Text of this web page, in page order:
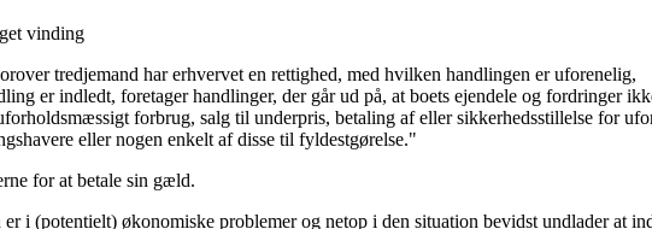
vinding
tredjemand har erhvervet en rettighed, med hvilken handlingen er uforenelig,
er indledt, foretager handlinger, der går ud på, at boets ejendele og fordringer
forbrug, salg til underpris, betaling af eller sikkerhedsstillelse for
eller nogen enkelt af disse til fyldestgørelse."
for at betale sin gæld.
i (potentielt) økonomiske problemer og netop i den situation bevidst undlader at